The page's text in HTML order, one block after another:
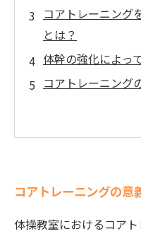
コアトレーニング
とは？
体幹の強化によっ
コアトレーニング
コアトレーニングの意
体操教室におけるコア